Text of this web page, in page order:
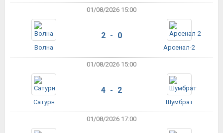
01/08/2026 15:00
Волна
2 - 0
Арсенал-2
01/08/2026 15:00
Сатурн
4 - 2
Шумбрат
01/08/2026 17:00